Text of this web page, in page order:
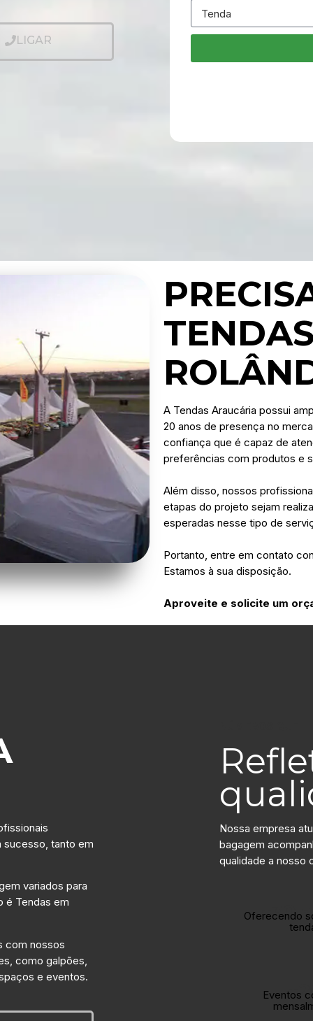
LIGAR
A Tendas Araucária possui
20 anos de presença no
confiança que é capaz de
preferências com produtos e
Além disso, nossos
etapas do projeto sejam
esperadas nesse tipo de
Portanto, entre em contato
Estamos à sua disposição.
Aproveite e solicite um
sucesso, tanto em
variados para
é Tendas em
com nossos
como galpões,
e eventos.
Nossa empresa
bagagem
qualidade a nosso
+30
Oferecendo
Eventos